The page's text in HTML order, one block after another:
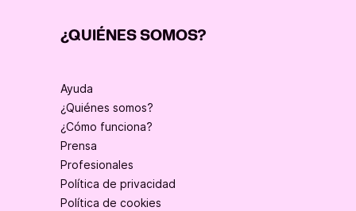
¿QUIÉNES SOMOS?
Ayuda
¿Quiénes somos?
¿Cómo funciona?
Prensa
Profesionales
Política de privacidad
Política de cookies